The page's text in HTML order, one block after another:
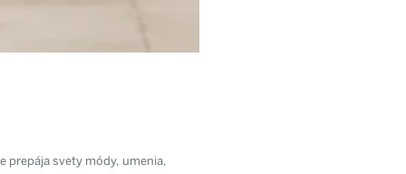
prepája svety módy, umenia,